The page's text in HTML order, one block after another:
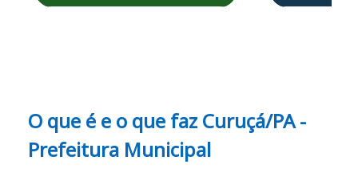
O que é e o que faz Curuçá/PA -
Prefeitura Municipal